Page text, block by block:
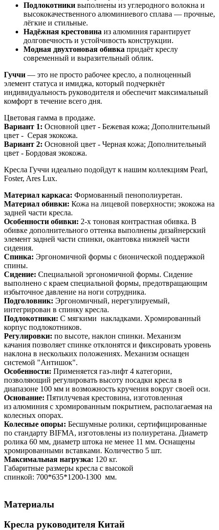
Подлокотники выполнены из углеродного волокна и
высококачественного алюминиевого сплава — прочные,
лёгкие и стильные.
Надёжная крестовина из алюминия гарантирует
долговечность и устойчивость конструкции.
Модная двухтоновая обивка придаёт креслу
современный и выразительный облик.
Гуччи — это не просто рабочее кресло, а полноценный
элемент статуса и имиджа, который подчеркнёт
индивидуальность руководителя и обеспечит максимальный
комфорт в течение всего дня.
Цветовая гамма в продаже.
Вариант 1: Основной цвет - Бежевая кожа; Дополнительный
цвет - Серая экокожа.
Вариант 2: Основной цвет - Черная кожа; Дополнительный
цвет - Бордовая экокожа.
Кресла Гуччи идеально подойдут к нашим коллекциям Pearl,
Foster, Ares Lux.
Материал каркаса: Формованный пенополиуретан.
Материал обивки: Кожа на лицевой поверхности; экокожа на
задней части кресла.
Особенности обивки: 2-х тоновая контрастная обивка. В
обивке дополнительного оттенка выполнены дизайнерский
элемент задней части спинки, окантовка нижней части
сидения.
Спинка: Эргономичной формы с бионической поддержкой
спины.
Сидение: Специальной эргономичной формы. Сидение
выполнено с краем специальной формы, предотвращающим
избыточное давление на ноги сотрудника.
Подголовник: Эргономичный, нерегулируемый,
интегрирован в спинку кресла.
Подлокотники: С мягкими накладками. Хромированный
корпус подлокотников.
Регулировки: по высоте, наклон спинки. Механизм
качания позволяет спинке отклонятся и фиксировать уровень
наклона в нескольких положениях. Механизм оснащен
системой "Антишок".
Особенности: Применяется газ-лифт 4 категории,
позволяющий регулировать высоту посадки кресла в
диапазоне 100 мм и возможность кручения вокруг своей оси.
Основание: Пятилучевая крестовина, изготовленная
из алюминия с хромированным покрытием, располагаемая на
колесных опорах.
Колесные опоры: Бесшумные ролики, сертифицированные
по стандарту BIFMA, изготовлены из полиуретана. Диаметр
ролика 60 мм, диаметр штока не менее 11 мм. Оснащены
хромированными вставками. Количество 5 шт.
Максимальная нагрузка: 120 кг.
Габаритные размеры кресла с высокой
спинкой: 700*635*1200-1300 мм.
Материалы
Кресла руководителя Китай